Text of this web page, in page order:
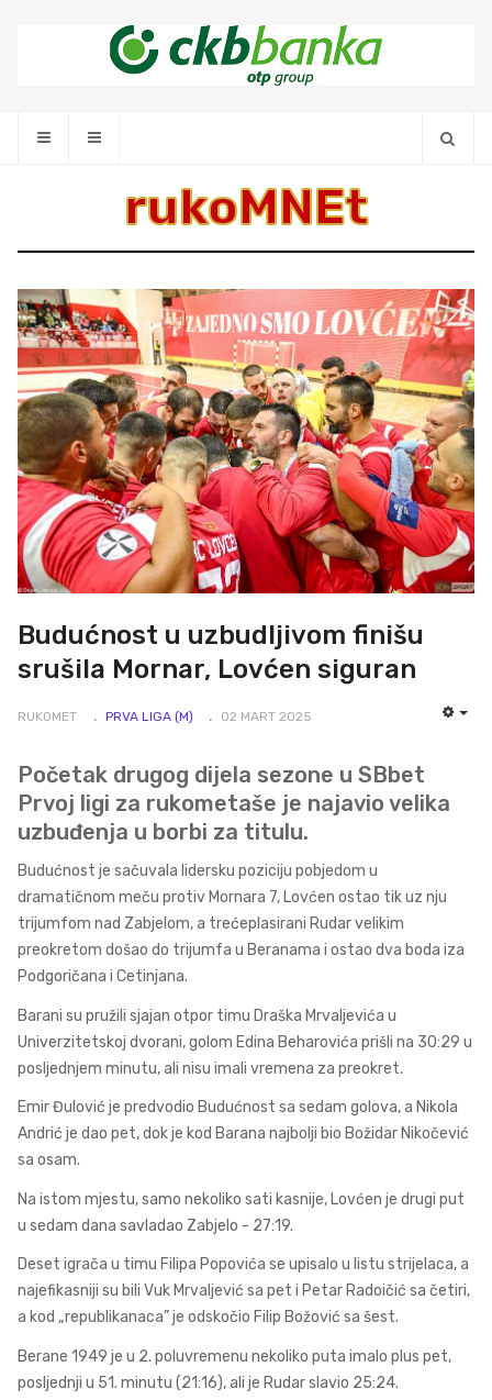
rukoMNEt
Budućnost u uzbudljivom finišu
srušila Mornar, Lovćen siguran
RUKOMET PRVA LIGA (M) 02 MART 2025
Početak drugog dijela sezone u SBbet
Prvoj ligi za rukometaše je najavio velika
uzbuđenja u borbi za titulu.
Budućnost je sačuvala lidersku poziciju pobjedom u
dramatičnom meču protiv Mornara 7, Lovćen ostao tik uz nju
trijumfom nad Zabjelom, a trećeplasirani Rudar velikim
preokretom došao do trijumfa u Beranama i ostao dva boda iza
Podgoričana i Cetinjana.
Barani su pružili sjajan otpor timu Draška Mrvaljevića u
Univerzitetskoj dvorani, golom Edina Beharovića prišli na 30:29 u
posljednjem minutu, ali nisu imali vremena za preokret.
Emir Đulović je predvodio Budućnost sa sedam golova, a Nikola
Andrić je dao pet, dok je kod Barana najbolji bio Božidar Nikočević
sa osam.
Na istom mjestu, samo nekoliko sati kasnije, Lovćen je drugi put
u sedam dana savladao Zabjelo - 27:19.
Deset igrača u timu Filipa Popovića se upisalo u listu strijelaca, a
najefikasniji su bili Vuk Mrvaljević sa pet i Petar Radoičić sa četiri,
a kod „republikanaca” je odskočio Filip Božović sa šest.
Berane 1949 je u 2. poluvremenu nekoliko puta imalo plus pet,
posljednji u 51. minutu (21:16), ali je Rudar slavio 25:24.